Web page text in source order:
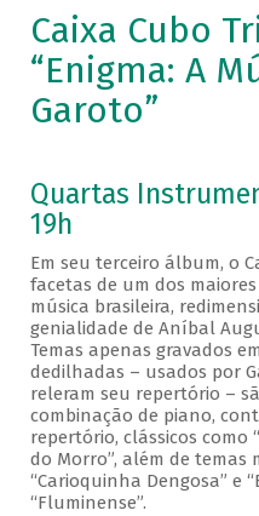
Caixa Cubo
“Enigma: A
Garoto”
Quartas
19h
Em seu terceiro álbum, o
facetas de um dos
música brasileira,
genialidade de Aníbal
Temas apenas gravados
dedilhadas – usados por
releram seu repertório –
combinação de piano,
repertório, clássicos como
do Morro”, além de temas
“Carioquinha Dengosa” e
“Fluminense”.